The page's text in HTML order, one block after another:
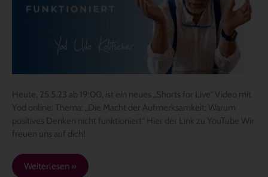
Heute, 25.5.23 ab 19:00, ist ein neues „Shorts for Live“ Video mit
Yod online: Thema: „Die Macht der Aufmerksamkeit: Warum
positives Denken nicht funktioniert“ Hier der Link zu YouTube Wir
freuen uns auf dich!
positives
funktioniert
Weiterlesen »